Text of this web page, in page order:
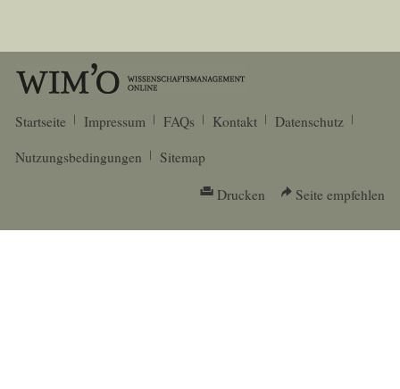
Startseite Impressum FAQs Kontakt
Datenschutz
Nutzungsbedingungen
Sitemap
Drucken Seite empfehlen